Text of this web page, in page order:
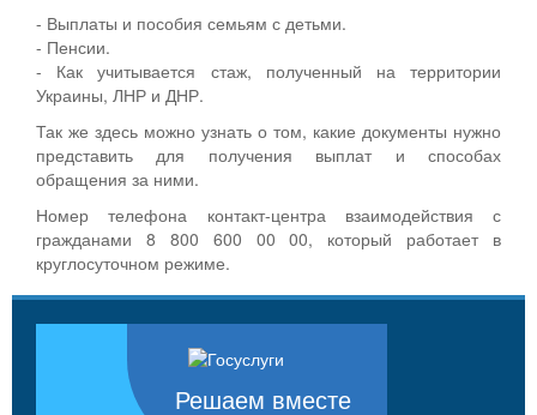
- Выплаты и пособия семьям с детьми.
- Пенсии.
- Как учитывается стаж, полученный на территории
Украины, ЛНР и ДНР.
Так же здесь можно узнать о том, какие документы нужно
представить для получения выплат и способах
обращения за ними.
Номер телефона контакт-центра взаимодействия с
гражданами 8 800 600 00 00, который работает в
круглосуточном режиме.
Решаем вместе